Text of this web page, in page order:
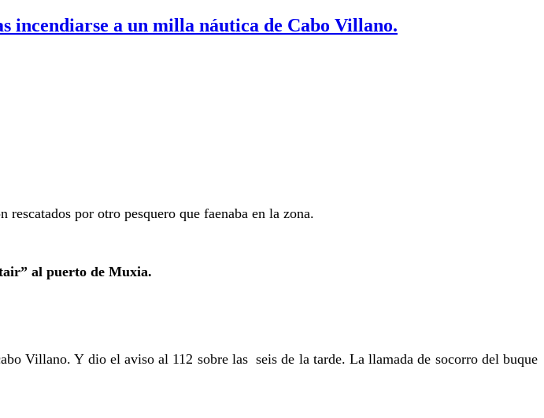
incendiarse a un milla náutica de Cabo Villano.
por otro pesquero que faenaba en la zona.
al puerto de Muxia.
Villano. Y dio el aviso al 112 sobre las seis de la tarde. La llamada de socorro del buque